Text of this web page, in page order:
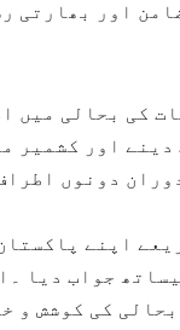
اور بھارتی
کی بحالی میں
اور کشمیر
دونوں
اپنے
جواب دیا
بحالی کی کوشش و